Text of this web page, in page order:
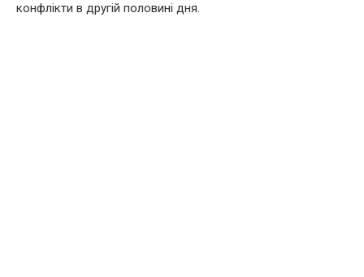
конфлікти в другій половині дня.